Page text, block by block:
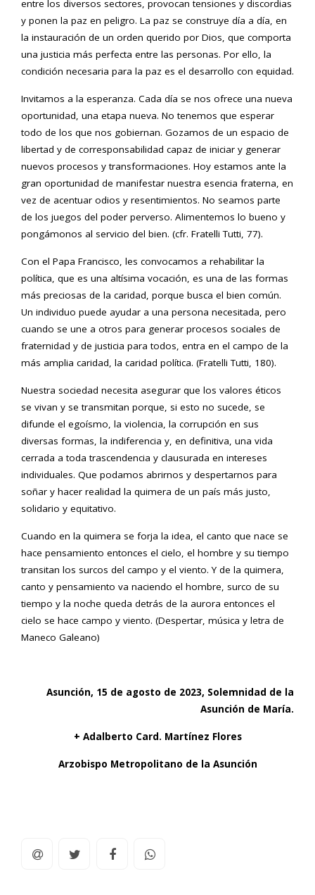
entre los diversos sectores, provocan tensiones y discordias
y ponen la paz en peligro. La paz se construye día a día, en
la instauración de un orden querido por Dios, que comporta
una justicia más perfecta entre las personas. Por ello, la
condición necesaria para la paz es el desarrollo con equidad.
Invitamos a la esperanza. Cada día se nos ofrece una nueva
oportunidad, una etapa nueva. No tenemos que esperar
todo de los que nos gobiernan. Gozamos de un espacio de
libertad y de corresponsabilidad capaz de iniciar y generar
nuevos procesos y transformaciones. Hoy estamos ante la
gran oportunidad de manifestar nuestra esencia fraterna, en
vez de acentuar odios y resentimientos. No seamos parte
de los juegos del poder perverso. Alimentemos lo bueno y
pongámonos al servicio del bien. (cfr. Fratelli Tutti, 77).
Con el Papa Francisco, les convocamos a rehabilitar la
política, que es una altísima vocación, es una de las formas
más preciosas de la caridad, porque busca el bien común.
Un individuo puede ayudar a una persona necesitada, pero
cuando se une a otros para generar procesos sociales de
fraternidad y de justicia para todos, entra en el campo de la
más amplia caridad, la caridad política. (Fratelli Tutti, 180).
Nuestra sociedad necesita asegurar que los valores éticos
se vivan y se transmitan porque, si esto no sucede, se
difunde el egoísmo, la violencia, la corrupción en sus
diversas formas, la indiferencia y, en definitiva, una vida
cerrada a toda trascendencia y clausurada en intereses
individuales. Que podamos abrirnos y despertarnos para
soñar y hacer realidad la quimera de un país más justo,
solidario y equitativo.
Cuando en la quimera se forja la idea, el canto que nace se
hace pensamiento entonces el cielo, el hombre y su tiempo
transitan los surcos del campo y el viento. Y de la quimera,
canto y pensamiento va naciendo el hombre, surco de su
tiempo y la noche queda detrás de la aurora entonces el
cielo se hace campo y viento. (Despertar, música y letra de
Maneco Galeano)
Asunción, 15 de agosto de 2023, Solemnidad de la
Asunción de María.
+ Adalberto Card. Martínez Flores
Arzobispo Metropolitano de la Asunción